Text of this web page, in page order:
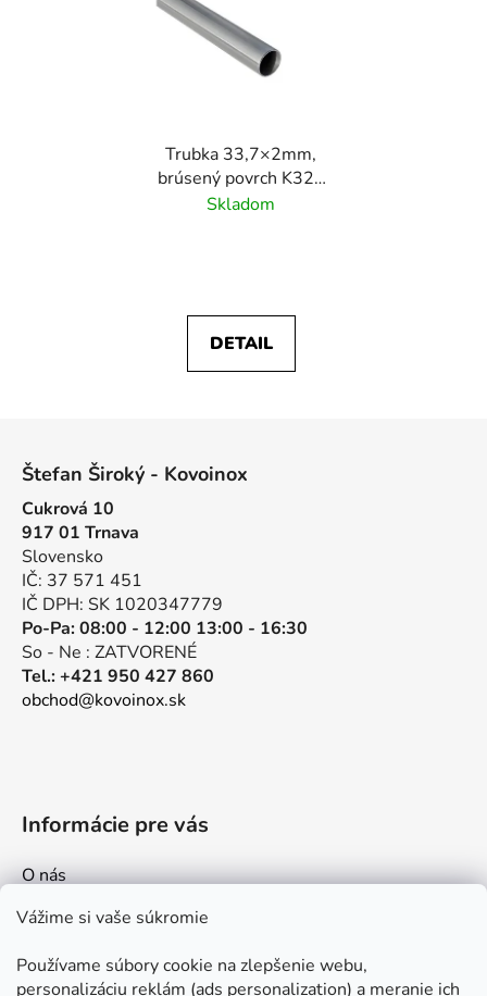
Vážime si vaše súkromie
Používame súbory cookie na zlepšenie webu,
personalizáciu reklám (ads personalization) a meranie ich
Trubka 33,7×2mm,
brúsený povrch K320
/nerez AISI304
Skladom
DETAIL
Štefan Široký - Kovoinox
Cukrová 10
917 01 Trnava
Slovensko
IČ: 37 571 451
IČ DPH: SK 1020347779
Po-Pa: 08:00 - 12:00 13:00 - 16:30
So - Ne : ZATVORENÉ
Tel.: +421 950 427 860
obchod@kovoinox.sk
Informácie pre vás
O nás
Kontakt
Ako nakupovať